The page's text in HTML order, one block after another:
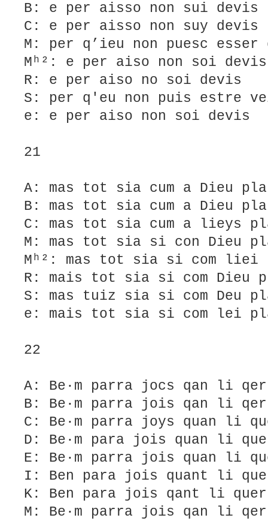
B: e per aisso non sui devis
C: e per aisso non suy devis
M: per q’ieu non puesc esser
Mʰ²: e per aiso non soi devis
R: e per aiso no soi devis
S: per q'eu non puis estre
e: e per aiso non soi devis
21
A: mas tot sia cum a Dieu
B: mas tot sia cum a Dieu
C: mas tot sia cum a lieys
M: mas tot sia si con Dieu
Mʰ²: mas tot sia si com liei
R: mais tot sia si com Dieu
S: mas tuiz sia si com Deu
e: mais tot sia si com lei
22
A: Be·m parra jocs qan li
B: Be·m parra jois qan li
C: Be·m parra joys quan li
D: Be·m para jois quan li
E: Be·m parra jois quan li
I: Ben para jois quant li
K: Ben para jois qant li
M: Be·m parra jois qan li